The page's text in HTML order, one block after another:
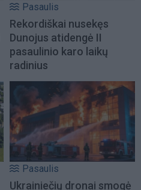
Pasaulis
Rekordiškai nusekęs
Dunojus atidengė II
pasaulinio karo laikų
radinius
Pasaulis
Ukrainiečių dronai smogė